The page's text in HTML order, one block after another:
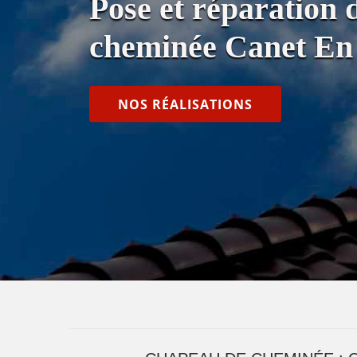
Pose et réparation
cheminée Canet
NOS RÉALISATIONS